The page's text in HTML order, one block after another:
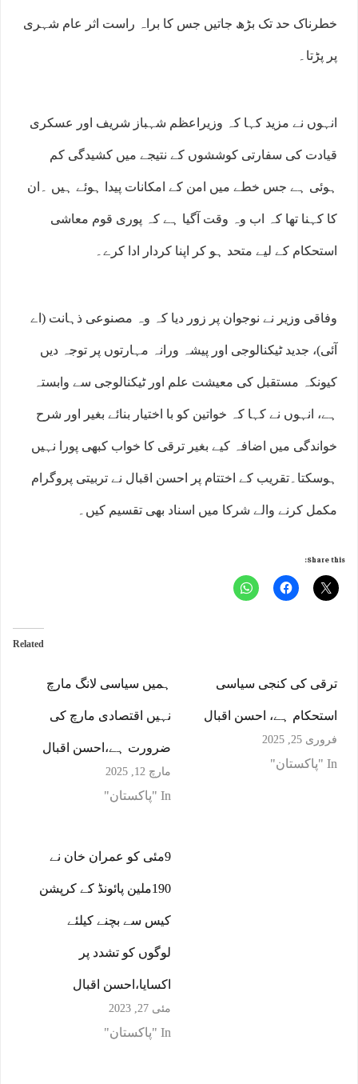
خطرناک حد تک بڑھ جاتیں جس کا براہ راست اثر عام شہری
پر پڑتا۔
انہوں نے مزید کہا کہ وزیراعظم شہباز شریف اور عسکری
قیادت کی سفارتی کوششوں کے نتیجے میں کشیدگی کم
ہوئی ہے جس خطے میں امن کے امکانات پیدا ہوئے ہیں ۔ان
کا کہنا تھا کہ اب وہ وقت آگیا ہے کہ پوری قوم معاشی
استحکام کے لیے متحد ہو کر اپنا کردار ادا کرے۔
وفاقی وزیر نے نوجوان پر زور دیا کہ وہ مصنوعی ذہانت (اے
آئی)، جدید ٹیکنالوجی اور پیشہ ورانہ مہارتوں پر توجہ دیں
کیونکہ مستقبل کی معیشت علم اور ٹیکنالوجی سے وابستہ
ہے، انہوں نے کہا کہ خواتین کو با اختیار بنائے بغیر اور شرح
خواندگی میں اضافہ کیے بغیر ترقی کا خواب کبھی پورا نہیں
ہوسکتا۔تقریب کے اختتام پر احسن اقبال نے تربیتی پروگرام
مکمل کرنے والے شرکا میں اسناد بھی تقسیم کیں۔
Share this:
Related
ہمیں سیاسی لانگ مارچ
نہیں اقتصادی مارچ کی
ضرورت ہے،احسن اقبال
مارچ 12, 2025
In "پاکستان"
ترقی کی کنجی سیاسی
استحکام ہے، احسن اقبال
فروری 25, 2025
In "پاکستان"
9مئی کو عمران خان نے
190ملین پائونڈ کے کرپشن
کیس سے بچنے کیلئے
لوگوں کو تشدد پر
اکسایا،احسن اقبال
مئی 27, 2023
In "پاکستان"